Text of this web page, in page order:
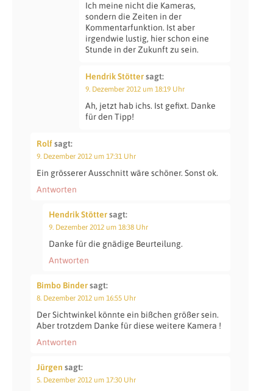
Ich meine nicht die Kameras,
sondern die Zeiten in der
Kommentarfunktion. Ist aber
irgendwie lustig, hier schon eine
Stunde in der Zukunft zu sein.
Hendrik Stöttersagt:
9. Dezember 2012 um 18:19 Uhr
Ah, jetzt hab ichs. Ist gefixt. Danke
für den Tipp!
Rolfsagt:
9. Dezember 2012 um 17:31 Uhr
Ein grösserer Ausschnitt wäre schöner. Sonst ok.
Antworten
Hendrik Stöttersagt:
9. Dezember 2012 um 18:38 Uhr
Danke für die gnädige Beurteilung.
Antworten
Bimbo Bindersagt:
8. Dezember 2012 um 16:55 Uhr
Der Sichtwinkel könnte ein bißchen größer sein.
Aber trotzdem Danke für diese weitere Kamera !
Antworten
Jürgen sagt:
5. Dezember 2012 um 17:30 Uhr